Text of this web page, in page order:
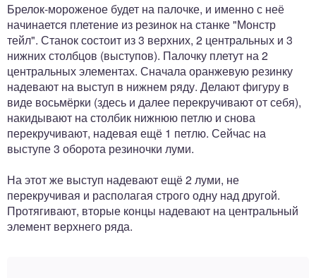
Брелок-мороженое будет на палочке, и именно с неё
начинается плетение из резинок на станке "Монстр
тейл". Станок состоит из 3 верхних, 2 центральных и 3
нижних столбцов (выступов). Палочку плетут на 2
центральных элементах. Сначала оранжевую резинку
надевают на выступ в нижнем ряду. Делают фигуру в
виде восьмёрки (здесь и далее перекручивают от себя),
накидывают на столбик нижнюю петлю и снова
перекручивают, надевая ещё 1 петлю. Сейчас на
выступе 3 оборота резиночки луми.
На этот же выступ надевают ещё 2 луми, не
перекручивая и располагая строго одну над другой.
Протягивают, вторые концы надевают на центральный
элемент верхнего ряда.